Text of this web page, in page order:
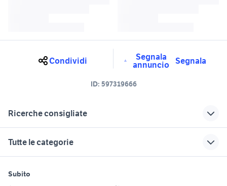
Condividi
Segnala
annuncio Segnala
ID: 597319666
Ricerche consigliate
fuoristrada 4x4 auto Marche
Tutte le categorie
Subito